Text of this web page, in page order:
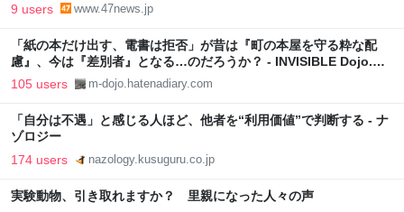
9 users www.47news.jp
「紙の本だけ出す、電書は拒否」が昔は『町の本屋を守る粋な配
慮』、今は『差別者』となる…のだろうか？ - INVISIBLE Dojo.
ーQUIET & COLORFUL PLACE-
105 users m-dojo.hatenadiary.com
「自分は不遇」と感じる人ほど、他者を“利用価値”で判断する - ナ
ゾロジー
174 users nazology.kusuguru.co.jp
実験動物、引き取れますか？ 里親になった人々の声